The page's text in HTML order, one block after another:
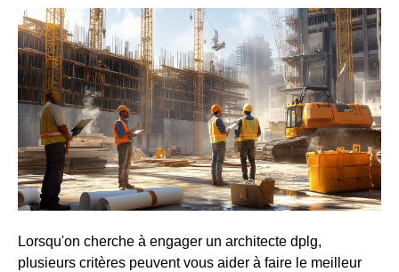
Lorsqu'on cherche à engager un architecte dplg,
plusieurs critères peuvent vous aider à faire le meilleur